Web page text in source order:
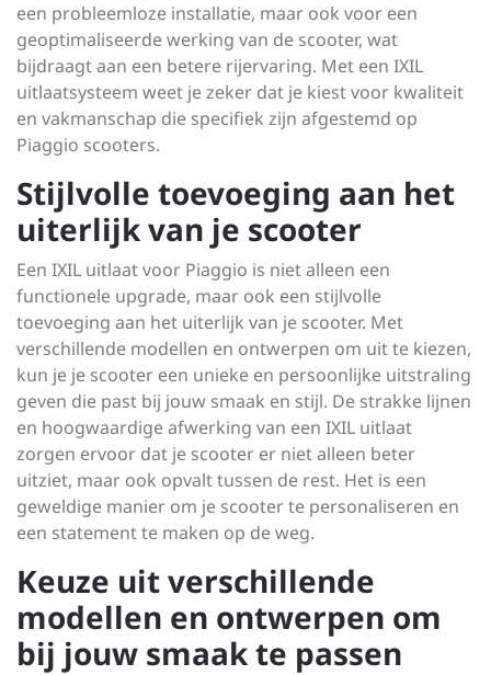
een probleemloze installatie, maar ook voor een
geoptimaliseerde werking van de scooter, wat
bijdraagt aan een betere rijervaring. Met een IXIL
uitlaatsysteem weet je zeker dat je kiest voor kwaliteit
en vakmanschap die specifiek zijn afgestemd op
Piaggio scooters.
Stijlvolle toevoeging aan het
uiterlijk van je scooter
Een IXIL uitlaat voor Piaggio is niet alleen een
functionele upgrade, maar ook een stijlvolle
toevoeging aan het uiterlijk van je scooter. Met
verschillende modellen en ontwerpen om uit te kiezen,
kun je je scooter een unieke en persoonlijke uitstraling
geven die past bij jouw smaak en stijl. De strakke lijnen
en hoogwaardige afwerking van een IXIL uitlaat
zorgen ervoor dat je scooter er niet alleen beter
uitziet, maar ook opvalt tussen de rest. Het is een
geweldige manier om je scooter te personaliseren en
een statement te maken op de weg.
Keuze uit verschillende
modellen en ontwerpen om
bij jouw smaak te passen